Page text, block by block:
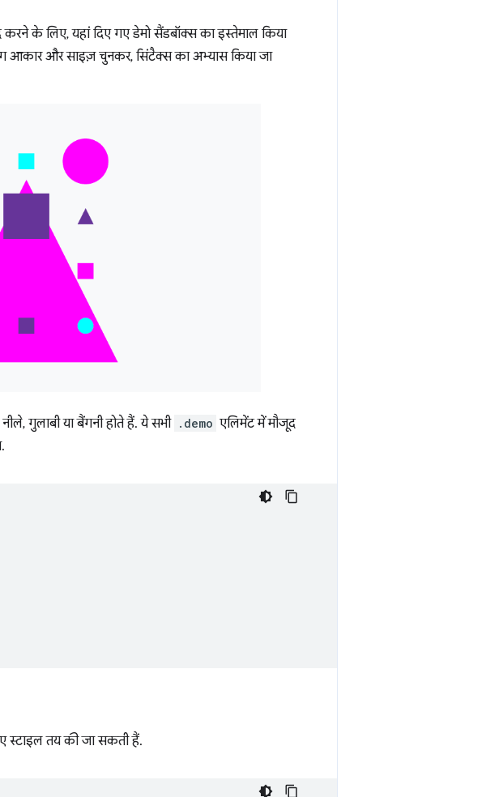
के लिए, यहां दिए गए डेमो सैंडबॉक्स का इस्तेमाल किया
आकार और साइज़ चुनकर, सिंटैक्स का अभ्यास किया जा
गुलाबी या बैंगनी होते हैं. ये सभी .demo एलिमेंट में मौजूद
स्टाइल तय की जा सकती हैं.